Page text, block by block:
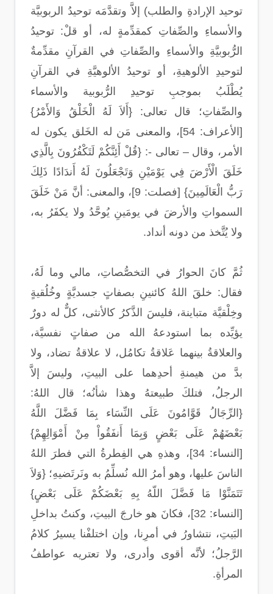
توحيد الإرادةِ والطلب) إلاَّ وتقدَّمَه توحيدُ الربوبيَّة
والأسماءِ والصِّفاتِ كمقدِّمةٍ له، أو قلْ: توحيدُ
الرُّبوبيَّةِ والأسماءِ والصِّفاتِ في القرآنِ مقدِّمةٌ
لتوحيدِ الألوهيةِ، أو توحيدُ الألوهيَّةِ في القرآنِ
يُطْلَبُ بموجبِ توحيدِ الرُّبوبية والأسماء
والصِّفاتِ؛ قال تعالى: {أَلاَ لَهُ الْخَلْقُ وَالأَمْرُ}
[الأعراف: 54]، والمعنى مَن له الخَلق يكون له
الأمر، وقال – تعالى -: {قُلْ أَئِنَّكُمْ لَتَكْفُرُونَ بِالَّذِي
خَلَقَ الْأَرْضَ فِي يَوْمَيْنِ وَتَجْعَلُونَ لَهُ أَندَادًا ذَلِكَ
رَبُّ الْعَالَمِينَ} [فصلت: 9]، والمعنى: أنَّ مَنْ خَلَقَ
السمواتِ والأرضَ في يومَينِ يُوحَّدُ ولا يكفَرُ به،
ولا يُتَّخذ من دونه أنداد.
ثُمَّ كانَ الحوارُ في التخصُّصاتِ، مالي وما لَهُ،
فقال: خلقَ اللهُ كائنينِ بصفاتٍ جسديَّةٍ وخُلُقيةٍ
وخِلْقيَّة متباينة، فليسَ الذَّكرُ كالأنثى، كلٌّ له دورٌ
يؤيِّده بما استودعهُ الله من صفاتٍ نفسيَّة،
والعلاقةُ بينهما عَلاقةُ تكامُل، لا علاقةُ تضاد، ولا
بدَّ من هيمنةِ أحدِهما على البيتِ، وليسَ إلاَّ
الرجلُ، فتلكَ طبيعتهُ وهذا شأنُه؛ قال اللهُ:
{الرِّجَالُ قَوَّامُونَ عَلَى النِّسَاء بِمَا فَضَّلَ اللَّهُ
بَعْضَهُمْ عَلَى بَعْضٍ وَبِمَا أَنفَقُواْ مِنْ أَمْوَالِهِمْ}
[النساء: 34]، وهذهِ هي الفِطرةُ التي فطرَ اللهُ
الناسَ عليها، وهو أمرُ الله نُسلِّمُ به ونَرتَضيهِ؛ {وَلاَ
تَتَمَنَّوْا مَا فَضَّلَ اللّهُ بِهِ بَعْضَكُمْ عَلَى بَعْضٍ}
[النساء: 32]، فكانَ هو خارجَ البيتِ، وكنتُ بداخلِ
البَيتِ، نتشاورُ في أمرِنا، وإن اختلفْنا يسيرُ كلامُ
الرَّجلُ؛ لأنَّه أقوى وأدرى، ولا تعتريه عواطفُ
المرأةِ.